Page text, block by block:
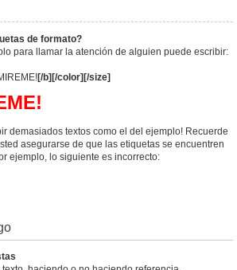
de formato?
para llamar la atención de alguien puede escribir:
[/b][/color][/size]
demasiados textos como el del ejemplo! Recuerde
asegurarse de que las etiquetas se encuentren
ejemplo, lo siguiente es incorrecto: